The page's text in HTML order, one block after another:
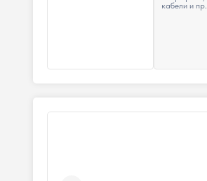
кабели и пр.